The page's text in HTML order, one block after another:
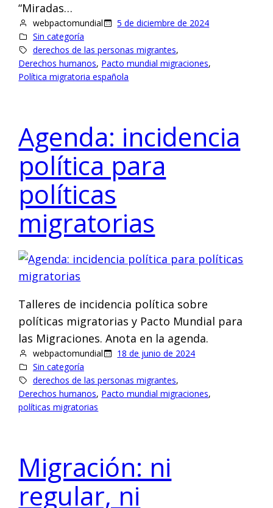
“Miradas…
webpactomundial
5 de diciembre de 2024
Sin categoría
derechos de las personas migrantes,
Derechos humanos, Pacto mundial migraciones,
Política migratoria española
Agenda: incidencia
política para
políticas
migratorias
Talleres de incidencia política sobre
políticas migratorias y Pacto Mundial para
las Migraciones. Anota en la agenda.
webpactomundial
18 de junio de 2024
Sin categoría
derechos de las personas migrantes,
Derechos humanos, Pacto mundial migraciones,
políticas migratorias
Migración: ni
regular, ni